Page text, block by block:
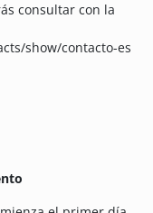
consultar con la
show/contacto-es